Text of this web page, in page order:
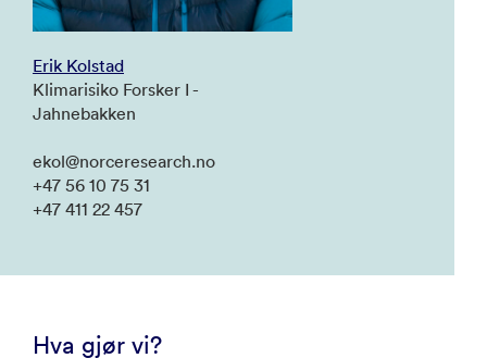
Erik Kolstad
Klimarisiko Forsker I -
Jahnebakken
ekol@norceresearch.no
+47 56 10 75 31
+47 411 22 457
Hva gjør vi?